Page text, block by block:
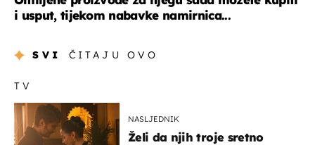
i usput, tijekom nabavke namirnica...
SVI ČITAJU OVO
TV
NASLJEDNIK
Želi da njih troje sretno